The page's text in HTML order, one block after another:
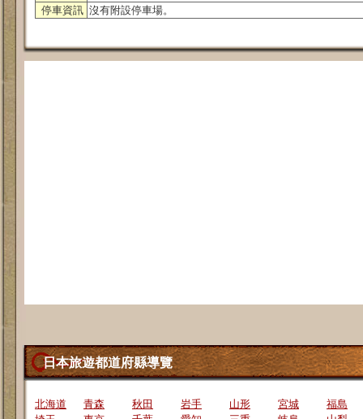
停車資訊 沒有附設停車場。
日本旅遊都道府縣導覽
北海道 青森 秋田 岩手 山形 宮城
福島